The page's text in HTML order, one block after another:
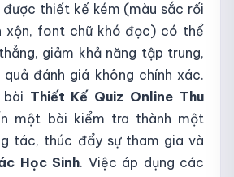
được thiết kế kém (màu sắc rối
xộn, font chữ khó đọc) có thể
giảm khả năng tập trung,
đánh giá không chính xác.
Thiết Kế Quiz Online Thu
một bài kiểm tra thành một
tác, thúc đẩy sự tham gia và
Học Sinh. Việc áp dụng các